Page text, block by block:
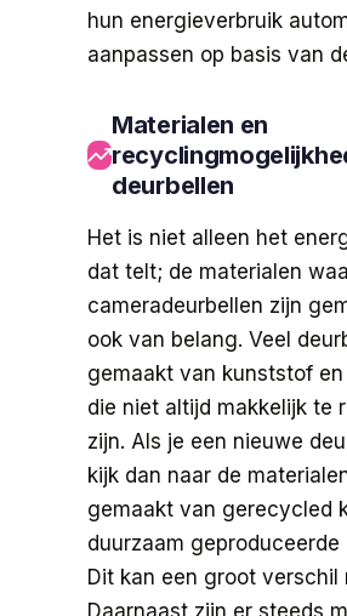
hun energieverbruik
aanpassen op basis van
Materialen en
deurbellen
Het is niet alleen het
dat telt; de materialen
cameradeurbellen zijn
ook van belang. Veel
gemaakt van kunststof
die niet altijd makkelijk te
zijn. Als je een nieuwe
kijk dan naar de
gemaakt van gerecycled
duurzaam geproduceerde
Dit kan een groot verschil
Daarnaast zijn er steeds